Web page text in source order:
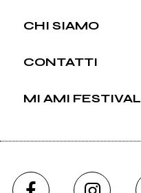
CHI SIAMO
CONTATTI
MI AMI FESTIVAL